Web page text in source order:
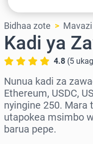
Bidhaa zote Mavazi
Kadi ya
4.8 (5
Nunua kadi za
Ethereum, USDC,
nyingine 250. Mara
utapokea msimbo
barua pepe.